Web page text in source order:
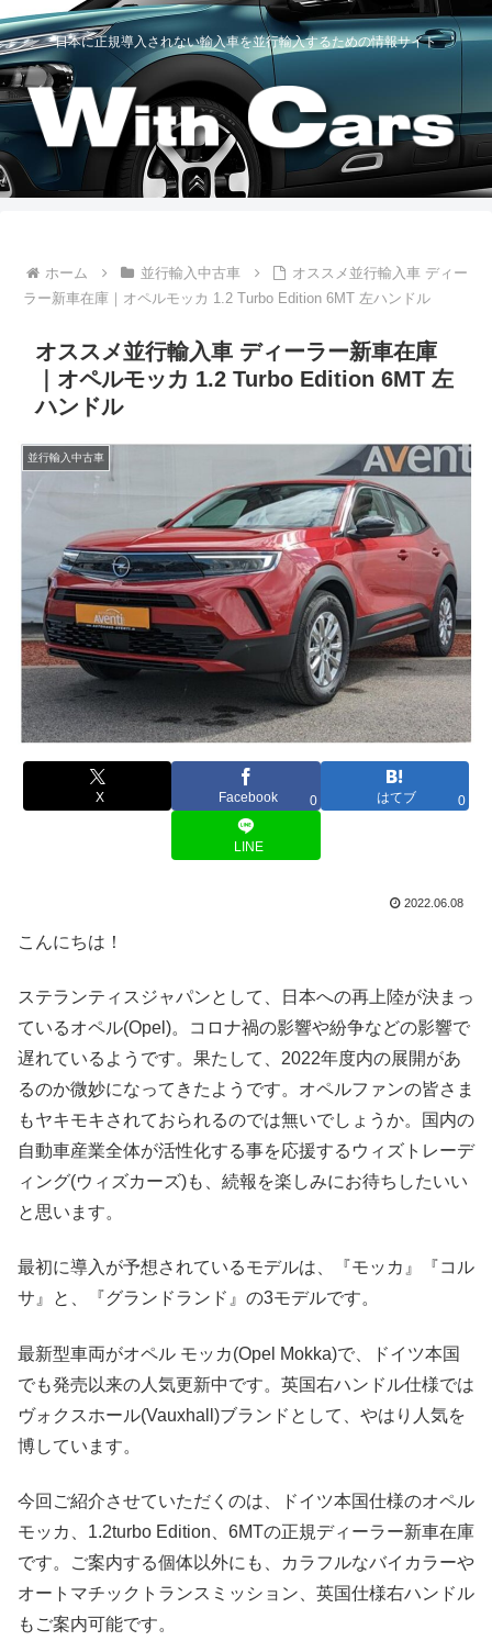
日本に正規導入されない輸入車を並行輸入するための情報サイト
ホーム 並行輸入中古車
オススメ並行輸入車 ディー
ラー新車在庫｜オペルモッカ 1.2 Turbo Edition 6MT 左ハンドル
オススメ並行輸入車 ディーラー新車在庫
｜オペルモッカ 1.2 Turbo Edition 6MT 左
ハンドル
並行輸入中古車
X Facebook 0 はてブ 0
LINE
2022.06.08
こんにちは！
ステランティスジャパンとして、日本への再上陸が決まっ
ているオペル(Opel)。コロナ禍の影響や紛争などの影響で
遅れているようです。果たして、2022年度内の展開があ
るのか微妙になってきたようです。オペルファンの皆さま
もヤキモキされておられるのでは無いでしょうか。国内の
自動車産業全体が活性化する事を応援するウィズトレーデ
ィング(ウィズカーズ)も、続報を楽しみにお待ちしたいい
と思います。
最初に導入が予想されているモデルは、『モッカ』『コル
サ』と、『グランドランド』の3モデルです。
最新型車両がオペル モッカ(Opel Mokka)で、ドイツ本国
でも発売以来の人気更新中です。英国右ハンドル仕様では
ヴォクスホール(Vauxhall)ブランドとして、やはり人気を
博しています。
今回ご紹介させていただくのは、ドイツ本国仕様のオペル
モッカ、1.2turbo Edition、6MTの正規ディーラー新車在庫
です。ご案内する個体以外にも、カラフルなバイカラーや
オートマチックトランスミッション、英国仕様右ハンドル
もご案内可能です。